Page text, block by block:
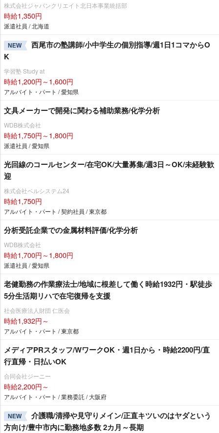
株式会社ジャパンクリエイト北日本事業統括部
時給1,350円
派遣社員 / 北海道
NEW
西尾市の塾講師/小中学生の個別指導/週1日1コマからO
K
学習塾 Study at
時給1,200円～1,600円
アルバイト・パート / 愛知県
文具メーカーで開発に関わる補助業務/化学分析
WDB株式会社
時給1,750円～1,800円
派遣社員 / 愛知県
光回線のコールセンター/在宅OK/大量募集/週3日～OK/未経験歓
迎
株式会社ベルシステム24
時給1,750円
アルバイト・パート / 契約社員 / 東京都
分析受託企業での金属材料評価/化学分析
WDB株式会社
時給1,700円～1,800円
派遣社員 / 愛知県
老健勤務の作業療法士/地域に根差して働く時給1932円・駅徒歩
5分生活期リハで在宅復帰を支援
社会医療法人財団 仁医会
時給1,932円～
アルバイト・パート / 東京都
メディアPRスタッフ/WワークOK・週1日から・時給2200円/直
行直帰・日払いOK
合同会社ジーニー
時給2,200円～
アルバイト・パート / 業務委託 / 大阪府
NEW
介護職/清掃や見守りメイン/正直キツいのはヤダという
方向け/豊中市内に勤務地多数 2カ月～長期